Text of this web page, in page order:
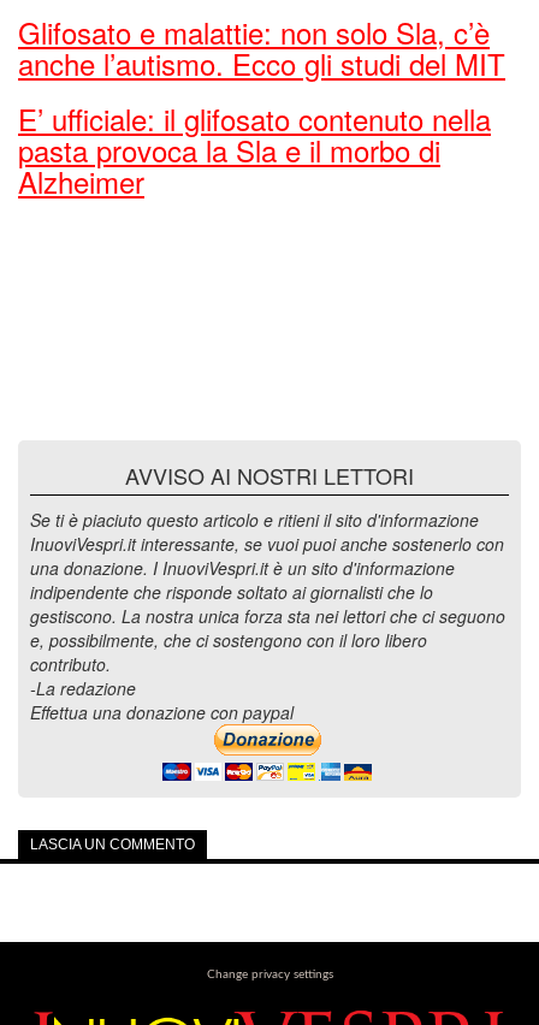
Glifosato e malattie: non solo Sla, c’è
anche l’autismo. Ecco gli studi del MIT
E’ ufficiale: il glifosato contenuto nella
pasta provoca la Sla e il morbo di
Alzheimer
AVVISO AI NOSTRI LETTORI
Se ti è piaciuto questo articolo e ritieni il sito d'informazione
InuoviVespri.it interessante, se vuoi puoi anche sostenerlo con
una donazione. I InuoviVespri.it è un sito d'informazione
indipendente che risponde soltato ai giornalisti che lo
gestiscono. La nostra unica forza sta nei lettori che ci seguono
e, possibilmente, che ci sostengono con il loro libero
contributo.
-La redazione
Effettua una donazione con paypal
LASCIA UN COMMENTO
Change privacy settings